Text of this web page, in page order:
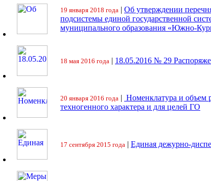
19 января 2018 года | Об утверждении
подсистемы единой государственной
муниципального образования «Южно-
18 мая 2016 года | 18.05.2016 № 29
20 января 2016 года | Номенклатура и объем
техногенного характера и для целей ГО
17 сентября 2015 года | Единая дежурно-